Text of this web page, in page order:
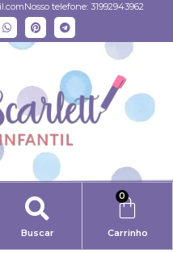
Nosso telefone: 31992943962
Buscar
0
Carrinho